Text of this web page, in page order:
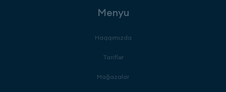
Menyu
Haqqımızda
Tariflər
Mağazalar